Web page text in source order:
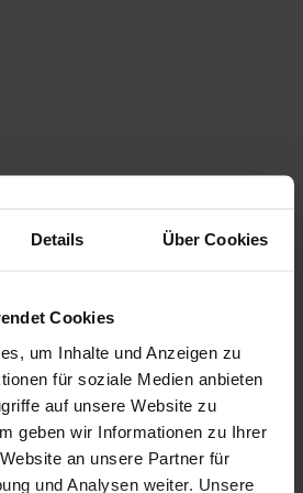
Details Über Cookies
Cookies
um Inhalte und Anzeigen zu
für soziale Medien anbieten
auf unsere Website zu
geben wir Informationen zu Ihrer
an unsere Partner für
und Analysen weiter. Unsere
side exception has occurred
(see the browser console for more